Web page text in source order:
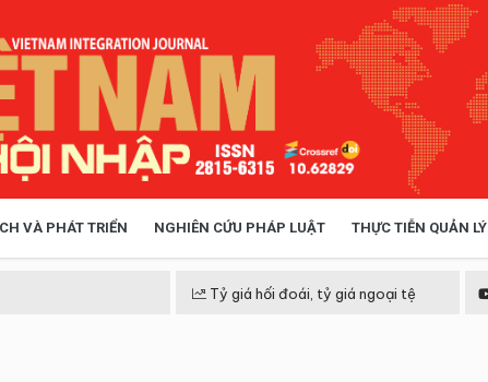
VÀ PHÁT TRIỂN NGHIÊN CỨU PHÁP LUẬT THỰC TIỄN QUẢN LÝ
Tỷ giá hối đoái, tỷ giá ngoại tệ